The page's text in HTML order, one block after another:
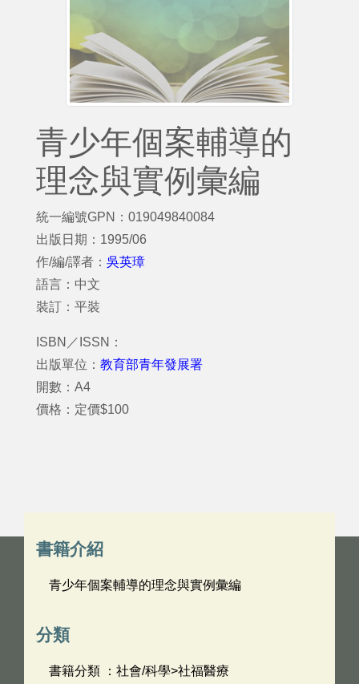
青少年個案輔導的
理念與實例彙編
統一編號GPN：019049840084
出版日期：1995/06
作/編/譯者： 吳英璋
語言：中文
裝訂：平裝
ISBN／ISSN：
出版單位： 教育部青年發展署
開數：A4
價格：定價$100
書籍介紹
青少年個案輔導的理念與實例彙編
分類
書籍分類 ：社會/科學>社福醫療